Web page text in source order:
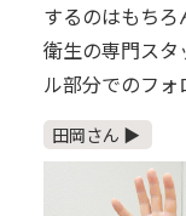
するのはもち
衛生の専門スタ
ル部分でのフォ
田岡さん ▶